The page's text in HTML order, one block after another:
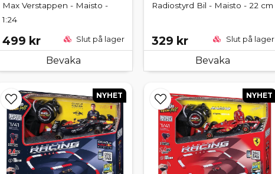
Max Verstappen - Maisto -
1:24
499 kr Slut på lager
Bevaka
Radiostyrd Bil - Maisto - 22 cm
329 kr Slut på lager
Bevaka
NYHET NYHET